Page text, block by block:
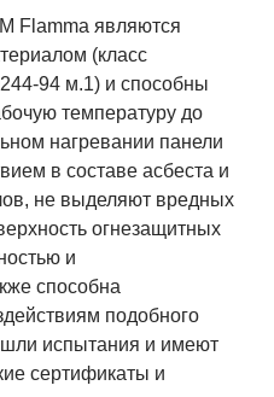
Flamma являются
(класс
94 м.1) и cпособны
температуру до
нагревании панели
в составе асбеста и
не выделяют вредных
огнезащитных
и
способна
подобного
испытания и имеют
сертификаты и